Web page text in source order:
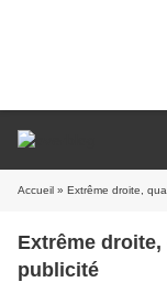
Accueil » Extrême droite,
Extrême
publicité